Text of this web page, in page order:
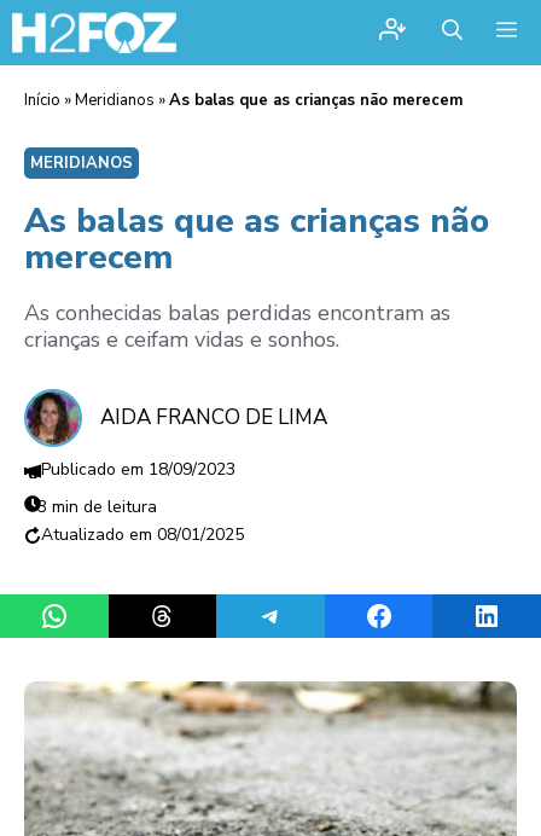
Início »Meridianos »As balas que as crianças não merecem
MERIDIANOS
As balas que as crianças não
merecem
As conhecidas balas perdidas encontram as
crianças e ceifam vidas e sonhos.
AIDA FRANCO DE LIMA
18/09/2023
3 min de leitura
08/01/2025
Share on WhatsAppShare on ThreadsShare on TelegramShare on Facebook